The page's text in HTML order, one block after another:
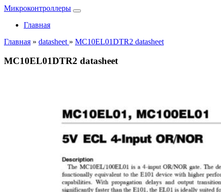
Микроконтроллеры
Главная
Главная » datasheet » MC10EL01DTR2 datasheet
MC10EL01DTR2 datasheet